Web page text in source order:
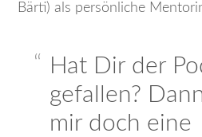
Bärti) als persönliche
Hat Dir der
gefallen?
mir doch eine